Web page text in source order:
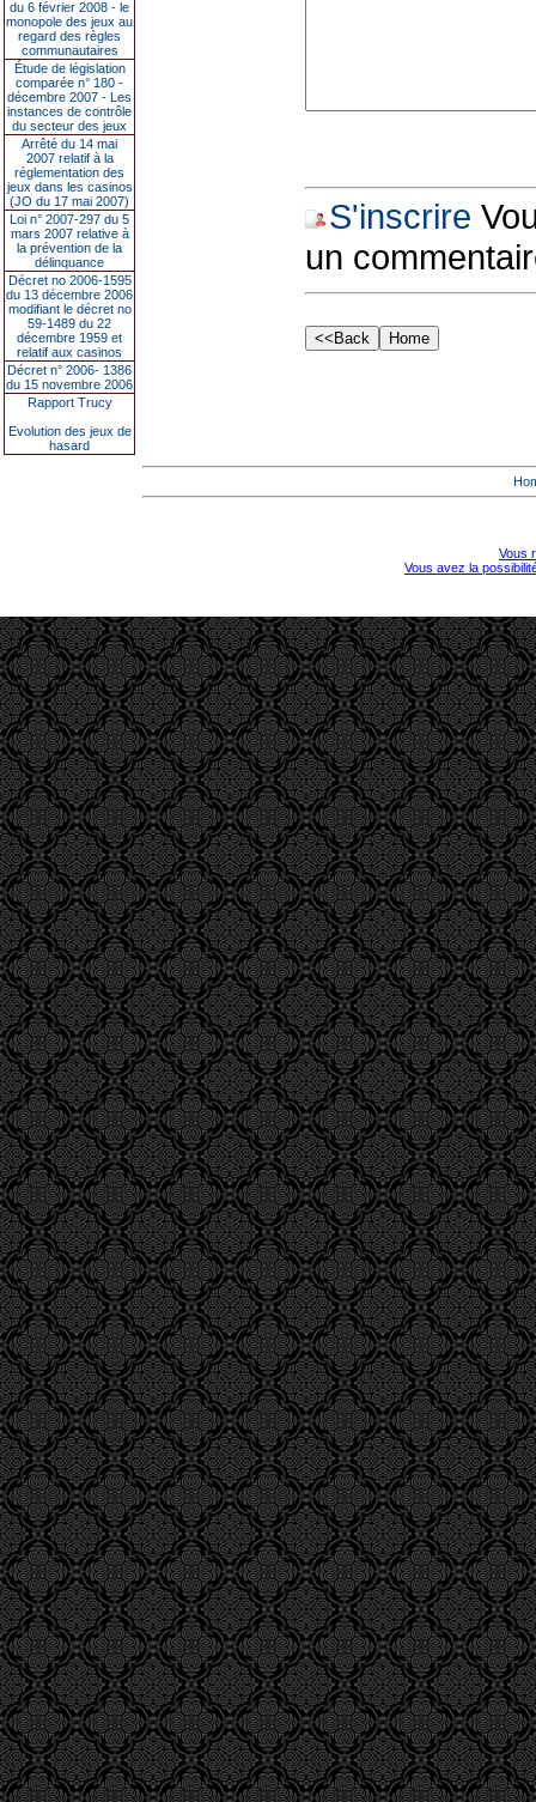
du 6 février 2008 - le
monopole des jeux au
regard des règles
communautaires
Étude de législation
comparée n° 180 -
décembre 2007 - Les
instances de contrôle
du secteur des jeux
Arrêté du 14 mai
2007 relatif à la
réglementation des
jeux dans les casinos
(JO du 17 mai 2007)
Loi n° 2007-297 du 5
mars 2007 relative à
la prévention de la
délinquance
Décret no 2006-1595
du 13 décembre 2006
modifiant le décret no
59-1489 du 22
décembre 1959 et
relatif aux casinos
Décret n° 2006- 1386
du 15 novembre 2006
Rapport Trucy
Evolution des jeux de
hasard
S'inscrire
un
Vous
Vous avez la